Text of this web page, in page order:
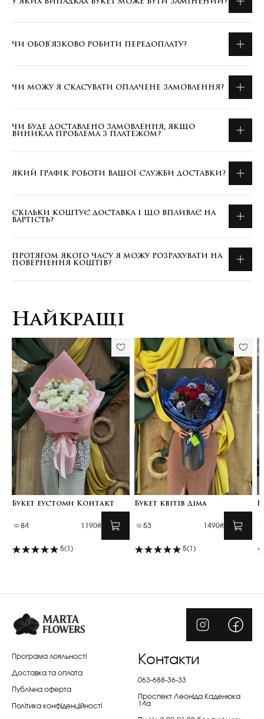
ЧИ ОБОВ'ЯЗКОВО РОБИТИ ПЕРЕДОПЛАТУ?
ЧИ МОЖУ Я СКАСУВАТИ ОПЛАЧЕНЕ ЗАМОВЛЕННЯ?
ЧИ БУДЕ ДОСТАВЛЕНО ЗАМОВЛЕННЯ, ЯКЩО
ВИНИКЛА ПРОБЛЕМА З ПЛАТЕЖОМ?
ЯКИЙ ГРАФІК РОБОТИ ВАШОЇ СЛУЖБИ ДОСТАВКИ?
СКІЛЬКИ КОШТУЄ ДОСТАВКА І ЩО ВПЛИВАЄ НА
ВАРТІСТЬ?
ПРОТЯГОМ ЯКОГО ЧАСУ Я МОЖУ РОЗРАХУВАТИ НА
ПОВЕРНЕННЯ КОШТІВ?
Найкращі
Букет еустоми Контакт
84 1190₴
5(1)
Букет квітів Діма
53 1490₴
5(1)
Програма лояльності
Доставка та оплата
Публічна оферта
Політика конфіденційності
Контакти
063-688-36-33
Проспект Леоніда Каденюка
14а